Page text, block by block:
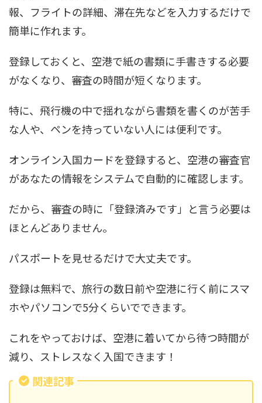
報、フライトの詳細、滞在先などを入力するだけで
簡単に作れます。
登録しておくと、空港で紙の書類に手書きする必要
がなくなり、審査の時間が短くなります。
特に、飛行機の中で揺れながら書類を書くのが苦手
な人や、ペンを持っていない人には便利です。
オンライン入国カードを登録すると、空港の審査官
があなたの情報をシステムで自動的に確認します。
だから、審査の時に「登録済みです」と言う必要は
ほとんどありません。
パスポートを見せるだけで大丈夫です。
登録は無料で、旅行の数日前や空港に行く前にスマ
ホやパソコンで5分くらいでできます。
これをやっておけば、空港に着いてから待つ時間が
減り、ストレスなく入国できます！
関連記事